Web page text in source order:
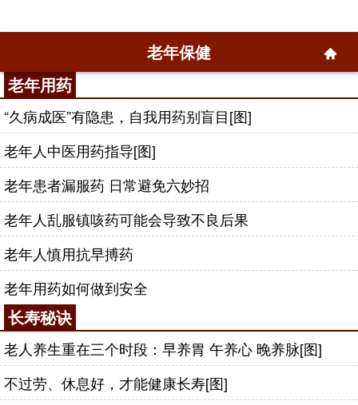
老年保健
老年用药
“久病成医”有隐患，自我用药别盲目[图]
老年人中医用药指导[图]
老年患者漏服药 日常避免六妙招
老年人乱服镇咳药可能会导致不良后果
老年人慎用抗早搏药
老年用药如何做到安全
长寿秘诀
老人养生重在三个时段：早养胃 午养心 晚养脉[图]
不过劳、休息好，才能健康长寿[图]